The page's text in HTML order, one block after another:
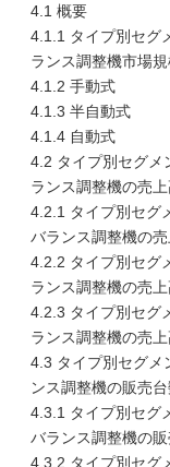
4.1 概要
4.1.1 タイプ別セグ
ランス調整機市場
4.1.2 手動式
4.1.3 半自動式
4.1.4 自動式
4.2 タイプ別セグメ
ランス調整機の売
4.2.1 タイプ別セグ
バランス調整機の
4.2.2 タイプ別セグ
ランス調整機の売
4.2.3 タイプ別セグ
ランス調整機の売
4.3 タイプ別セグメ
ンス調整機の販売
4.3.1 タイプ別セグ
バランス調整機の
4.3.2 タイプ別セグ